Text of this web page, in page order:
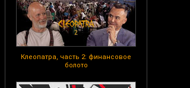
Клеопатра, часть 2: финансовое
болото